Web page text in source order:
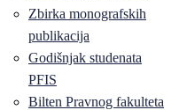
Zbirka monografskih
publikacija
Godišnjak studenata
PFIS
Bilten Pravnog fakulteta